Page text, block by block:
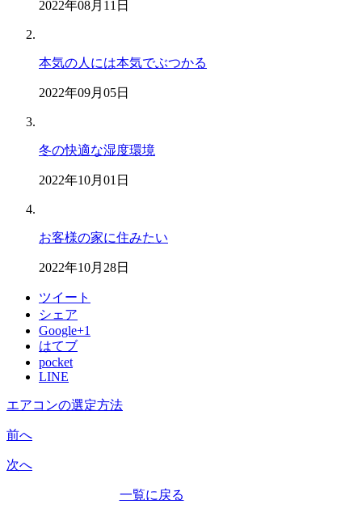
2022年08月11日
本気の人には本気でぶつかる
2022年09月05日
冬の快適な湿度環境
2022年10月01日
お客様の家に住みたい
2022年10月28日
ツイート
シェア
Google+1
はてブ
pocket
LINE
エアコンの選定方法
前へ
次へ
一覧に戻る